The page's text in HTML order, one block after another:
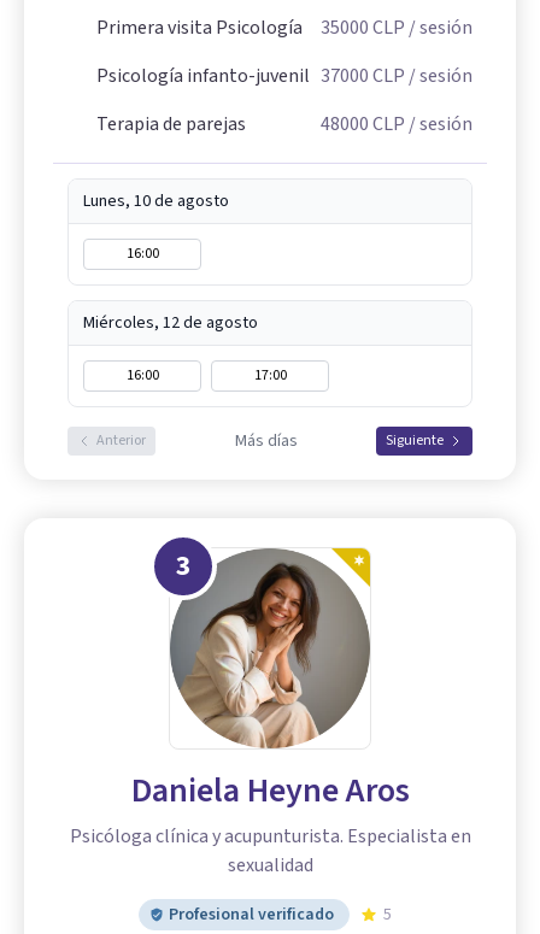
Primera visita Psicología
35000CLP / sesión
Psicología infanto-juvenil 37000CLP / sesión
Terapia de parejas
48000CLP / sesión
Lunes, 10 de agosto
16:00
Miércoles, 12 de agosto
16:00 17:00
Anterior Más días Siguiente
3
Daniela Heyne Aros
Psicóloga clínica y acupunturista. Especialista en
sexualidad
Profesional verificado 5